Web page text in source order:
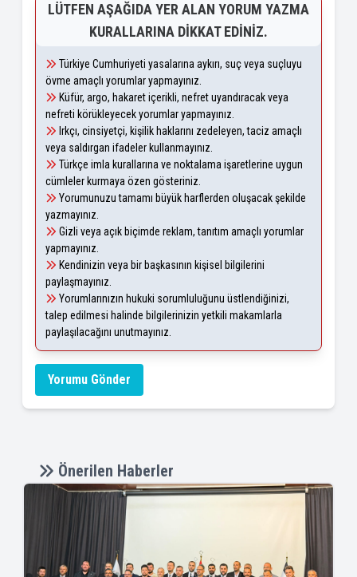
LÜTFEN AŞAĞIDA YER ALAN YORUM YAZMA
KURALLARINA DIKKAT EDINIZ.
Türkiye Cumhuriyeti yasalarına aykırı, suç veya suçluyu
övme amaçlı yorumlar yapmayınız.
Küfür, argo, hakaret içerikli, nefret uyandıracak veya
nefreti körükleyecek yorumlar yapmayınız.
Irkçı, cinsiyetçi, kişilik haklarını zedeleyen, taciz amaçlı
veya saldırgan ifadeler kullanmayınız.
Türkçe imla kurallarına ve noktalama işaretlerine uygun
cümleler kurmaya özen gösteriniz.
Yorumunuzu tamamı büyük harflerden oluşacak şekilde
yazmayınız.
Gizli veya açık biçimde reklam, tanıtım amaçlı yorumlar
yapmayınız.
Kendinizin veya bir başkasının kişisel bilgilerini
paylaşmayınız.
Yorumlarınızın hukuki sorumluluğunu üstlendiğinizi,
talep edilmesi halinde bilgilerinizin yetkili makamlarla
paylaşılacağını unutmayınız.
Yorumu Gönder
Önerilen Haberler